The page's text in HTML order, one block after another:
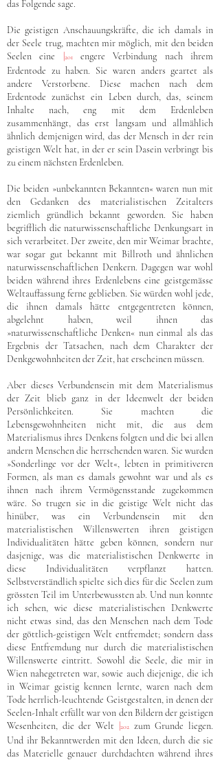
das Folgende sage.
Die geistigen Anschauungskräfte, die ich damals in
der Seele trug, machten mir möglich, mit den beiden
Seelen eine
201engere Verbindung nach ihrem
Erdentode zu haben. Sie waren anders geartet als
andere Verstorbene. Diese machen nach dem
Erdentode zunächst ein Leben durch, das, seinem
Inhalte nach, eng mit dem Erdenleben
zusammenhängt, das erst langsam und allmählich
ähnlich demjenigen wird, das der Mensch in der rein
geistigen Welt hat, in der er sein Dasein verbringt bis
zu einem nächsten Erdenleben.
Die beiden »unbekannten Bekannten« waren nun mit
den Gedanken des materialistischen Zeitalters
ziemlich gründlich bekannt geworden. Sie haben
begrifflich die naturwissenschaftliche Denkungsart in
sich verarbeitet. Der zweite, den mir Weimar brachte,
war sogar gut bekannt mit Billroth und ähnlichen
naturwissenschaftlichen Denkern. Dagegen war wohl
beiden während ihres Erdenlebens eine geistgemässe
Weltauffassung ferne geblieben. Sie würden wohl jede,
die ihnen damals hätte entgegentreten können,
abgelehnt haben, weil ihnen das
»naturwissenschaftliche Denken« nun einmal als das
Ergebnis der Tatsachen, nach dem Charakter der
Denkgewohnheiten der Zeit, hat erscheinen müssen.
Aber dieses Verbundensein mit dem Materialismus
der Zeit blieb ganz in der Ideenwelt der beiden
Persönlichkeiten. Sie machten die
Lebensgewohnheiten nicht mit, die aus dem
Materialismus ihres Denkens folgten und die bei allen
andern Menschen die herrschenden waren. Sie wurden
»Sonderlinge vor der Welt«, lebten in primitiveren
Formen, als man es damals gewohnt war und als es
ihnen nach ihrem Vermögensstande zugekommen
wäre. So trugen sie in die geistige Welt nicht das
hinüber, was ein Verbundensein mit den
materialistischen Willenswerten ihren geistigen
Individualitäten hätte geben können, sondern nur
dasjenige, was die materialistischen Denkwerte in
diese Individualitäten verpflanzt hatten.
Selbstverständlich spielte sich dies für die Seelen zum
grössten Teil im Unterbewussten ab. Und nun konnte
ich sehen, wie diese materialistischen Denkwerte
nicht etwas sind, das den Menschen nach dem Tode
der göttlich-geistigen Welt entfremdet; sondern dass
diese Entfremdung nur durch die materialistischen
Willenswerte eintritt. Sowohl die Seele, die mir in
Wien nahegetreten war, sowie auch diejenige, die ich
in Weimar geistig kennen lernte, waren nach dem
Tode herrlich-leuchtende Geistgestalten, in denen der
Seelen-Inhalt erfüllt war von den Bildern der geistigen
Wesenheiten, die der Welt
202zum Grunde liegen.
Und ihr Bekanntwerden mit den Ideen, durch die sie
das Materielle genauer durchdachten während ihres